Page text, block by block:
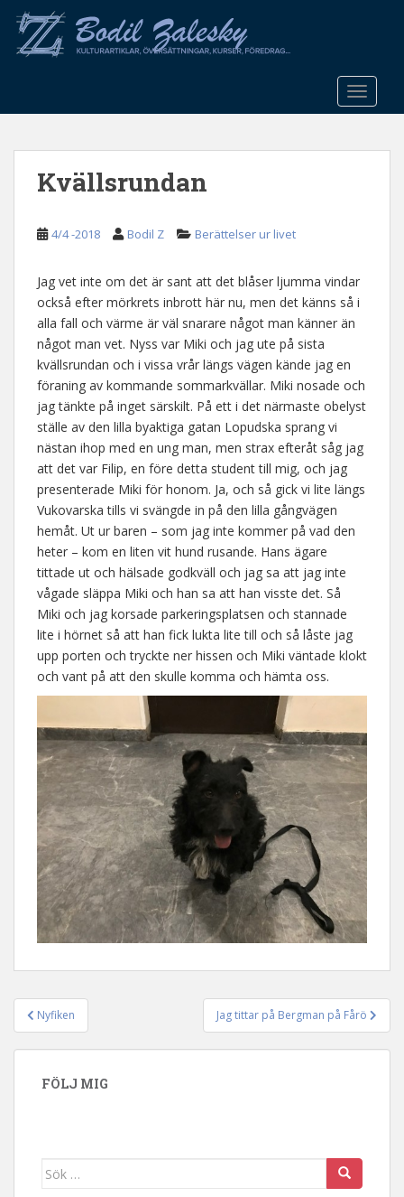
o
Kvällsrundan
4/4 -2018 Bodil Z Berättelser ur livet
Jag vet inte om det är sant att det blåser ljumma vindar
också efter mörkrets inbrott här nu, men det känns så i
alla fall och värme är väl snarare något man känner än
något man vet. Nyss var Miki och jag ute på sista
kvällsrundan och i vissa vrår längs vägen kände jag en
föraning av kommande sommarkvällar. Miki nosade och
jag tänkte på inget särskilt. På ett i det närmaste obelyst
ställe av den lilla byaktiga gatan Lopudska sprang vi
nästan ihop med en ung man, men strax efteråt såg jag
att det var Filip, en före detta student till mig, och jag
presenterade Miki för honom. Ja, och så gick vi lite längs
Vukovarska tills vi svängde in på den lilla gångvägen
hemåt. Ut ur baren – som jag inte kommer på vad den
heter – kom en liten vit hund rusande. Hans ägare
tittade ut och hälsade godkväll och jag sa att jag inte
vågade släppa Miki och han sa att han visste det. Så
Miki och jag korsade parkeringsplatsen och stannade
lite i hörnet så att han fick lukta lite till och så låste jag
upp porten och tryckte ner hissen och Miki väntade klokt
och vant på att den skulle komma och hämta oss.
Inläggsnavigering
Nyfiken Jag tittar på Bergman på Fårö
FÖLJ MIG
Sök efter: